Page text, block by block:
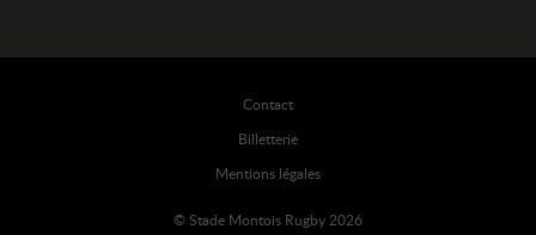
Contact
Billetterie
Mentions légales
© Stade Montois Rugby 2026